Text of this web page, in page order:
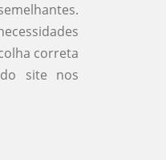
correta
site nos